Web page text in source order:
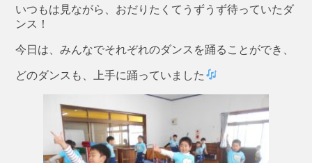
いつもは見ながら、おだりたくてうずうず待っていたダ
ンス！
今日は、みんなでそれぞれのダンスを踊ることができ、
どのダンスも、上手に踊っていました